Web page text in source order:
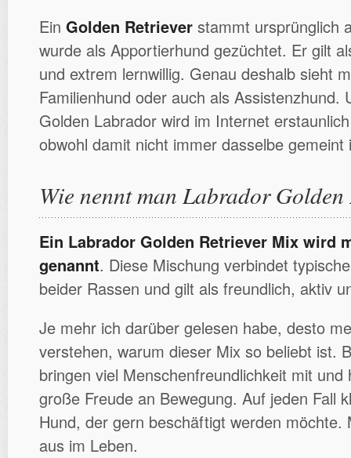
Ein Golden Retriever stammt ursprünglich
wurde als Apportierhund gezüchtet. Er gilt
und extrem lernwillig. Genau deshalb sieht
Familienhund oder auch als Assistenzhund.
Golden Labrador wird im Internet
obwohl damit nicht immer dasselbe gemeint
Wie nennt man Labrador
Ein Labrador Golden Retriever Mix wird
genannt. Diese Mischung verbindet
beider Rassen und gilt als freundlich, aktiv
Je mehr ich darüber gelesen habe, desto
verstehen, warum dieser Mix so beliebt ist.
bringen viel Menschenfreundlichkeit mit
große Freude an Bewegung. Auf jeden Fall
Hund, der gern beschäftigt werden möchte.
aus im Leben.